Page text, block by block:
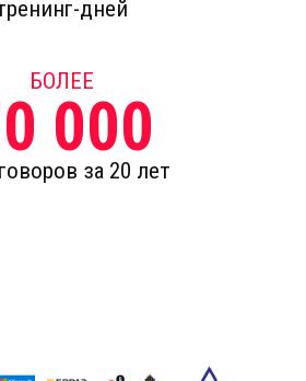
дней
БОЛЕЕ
000
за 20 лет